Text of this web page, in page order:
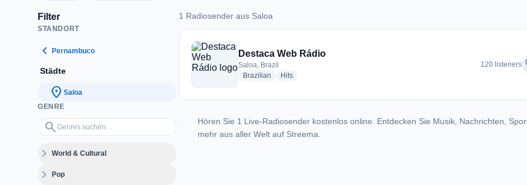
Filter
STANDORT
chevron_left Pernambuco
Städte
location_on Saloa
GENRE
search
Genres suchen…
expand_moreWorld & Cultural
expand_morePop
1 Radiosender aus Saloa
1 Radiosender aus Saloa
Destaca Web Rádio
Saloa, Brazil
Brazilian radio stations
Hitsradio stations
120 listeners
Hören Sie 1 Live-Radiosender kostenlos online. Entdecken Sie Musik, Nachrichten,
mehr aus aller Welt auf Streema.